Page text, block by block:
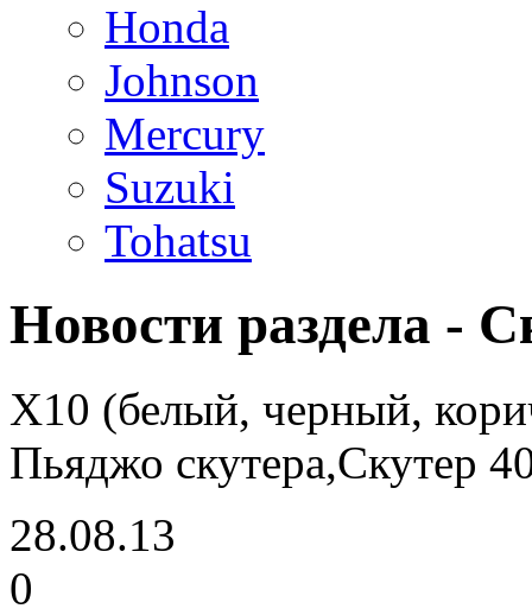
Honda
Johnson
Mercury
Suzuki
Tohatsu
Новости раздела -
X10 (белый, черный,
Пьяджо скутера,Скутер
28.08.13
0